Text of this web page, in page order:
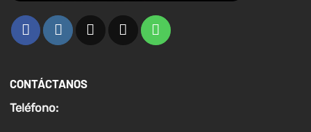
CONTÁCTANOS
Teléfono: